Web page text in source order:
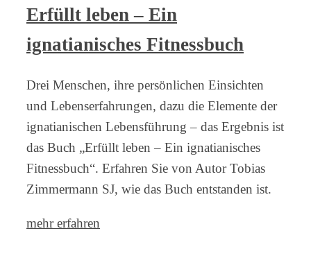
Erfüllt leben – Ein
ignatianisches Fitnessbuch
Drei Menschen, ihre persönlichen Einsichten
und Lebenserfahrungen, dazu die Elemente der
ignatianischen Lebensführung – das Ergebnis ist
das Buch „Erfüllt leben – Ein ignatianisches
Fitnessbuch“. Erfahren Sie von Autor Tobias
Zimmermann SJ, wie das Buch entstanden ist.
mehr erfahren